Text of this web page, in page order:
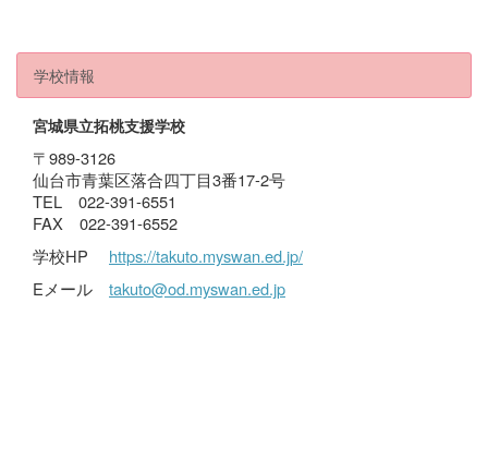
学校情報
宮城県立拓桃支援学校
〒989-3126
仙台市青葉区落合四丁目3番17-2号
TEL 022-391-6551
FAX 022-391-6552
学校HP https://takuto.myswan.ed.jp/
Eメール takuto@od.myswan.ed.jp